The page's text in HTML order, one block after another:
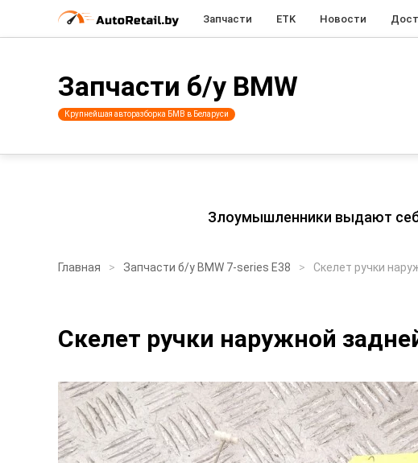
Запчасти ETK Новости
Запчасти б/у BMW
Крупнейшая авторазборка БМВ в Беларуси
Злоумышленники выдают
Главная Запчасти б/у BMW 7-series E38 Скелет ручки
Скелет ручки наружной